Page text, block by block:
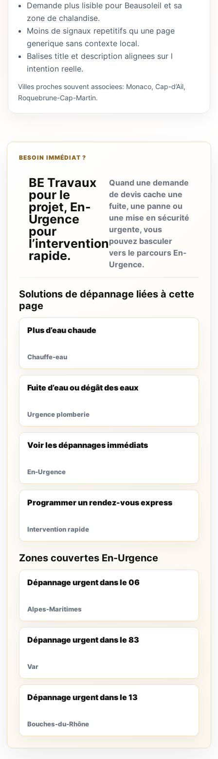
Demande plus lisible pour Beausoleil et sa
zone de chalandise.
Moins de signaux repetitifs qu une page
generique sans contexte local.
Balises title et description alignees sur l
intention reelle.
Villes proches souvent associees: Monaco, Cap-d’Ail,
Roquebrune-Cap-Martin.
BESOIN IMMÉDIAT ?
BE Travaux
pour le
projet, En-
Urgence
pour
l’intervention
rapide.
Quand une demande
de devis cache une
fuite, une panne ou
une mise en sécurité
urgente, vous
pouvez basculer
vers le parcours En-
Urgence.
Solutions de dépannage liées à cette
page
Plus d’eau chaude
Chauffe-eau
Fuite d’eau ou dégât des eaux
Urgence plomberie
Voir les dépannages immédiats
En-Urgence
Programmer un rendez-vous express
Intervention rapide
Zones couvertes En-Urgence
Dépannage urgent dans le 06
Alpes-Maritimes
Dépannage urgent dans le 83
Var
Dépannage urgent dans le 13
Bouches-du-Rhône